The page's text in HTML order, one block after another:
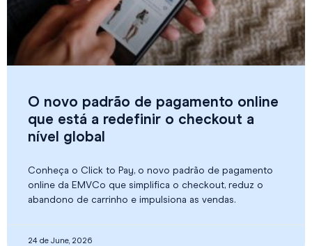
O novo padrão de pagamento online
que está a redefinir o checkout a
nível global
Conheça o Click to Pay, o novo padrão de pagamento
online da EMVCo que simplifica o checkout, reduz o
abandono de carrinho e impulsiona as vendas.
24 de June, 2026